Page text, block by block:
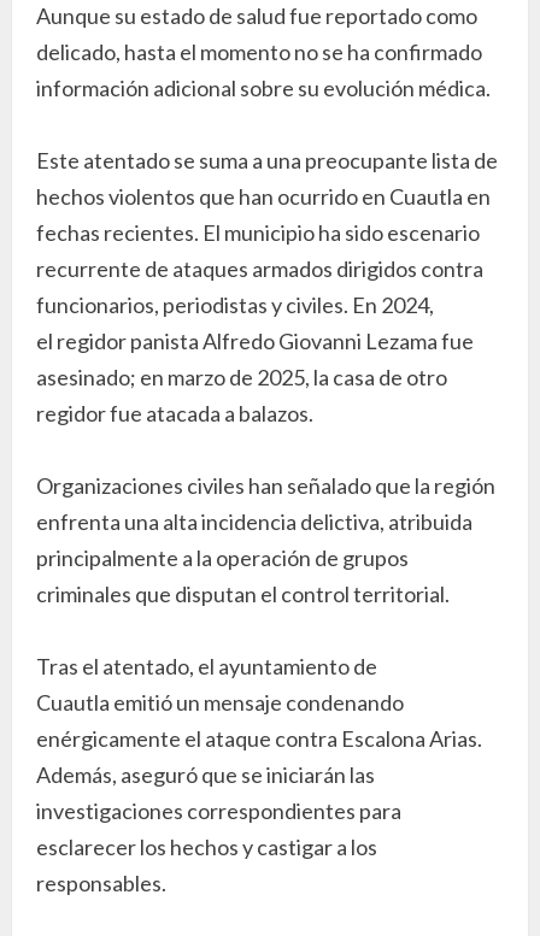
Aunque su estado de salud fue reportado como
delicado, hasta el momento no se ha confirmado
información adicional sobre su evolución médica.
Este atentado se suma a una preocupante lista de
hechos violentos que han ocurrido en Cuautla en
fechas recientes. El municipio ha sido escenario
recurrente de ataques armados dirigidos contra
funcionarios, periodistas y civiles. En 2024,
el regidor panista Alfredo Giovanni Lezama fue
asesinado; en marzo de 2025, la casa de otro
regidor fue atacada a balazos.
Organizaciones civiles han señalado que la región
enfrenta una alta incidencia delictiva, atribuida
principalmente a la operación de grupos
criminales que disputan el control territorial.
Tras el atentado, el ayuntamiento de
Cuautla emitió un mensaje condenando
enérgicamente el ataque contra Escalona Arias.
Además, aseguró que se iniciarán las
investigaciones correspondientes para
esclarecer los hechos y castigar a los
responsables.